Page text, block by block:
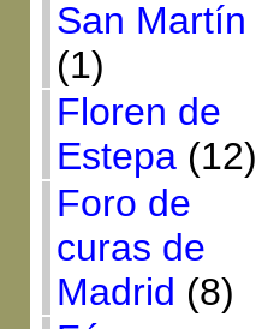
San Martín
(1)
Floren de
Estepa(12)
Foro de
curas de
Madrid (8)